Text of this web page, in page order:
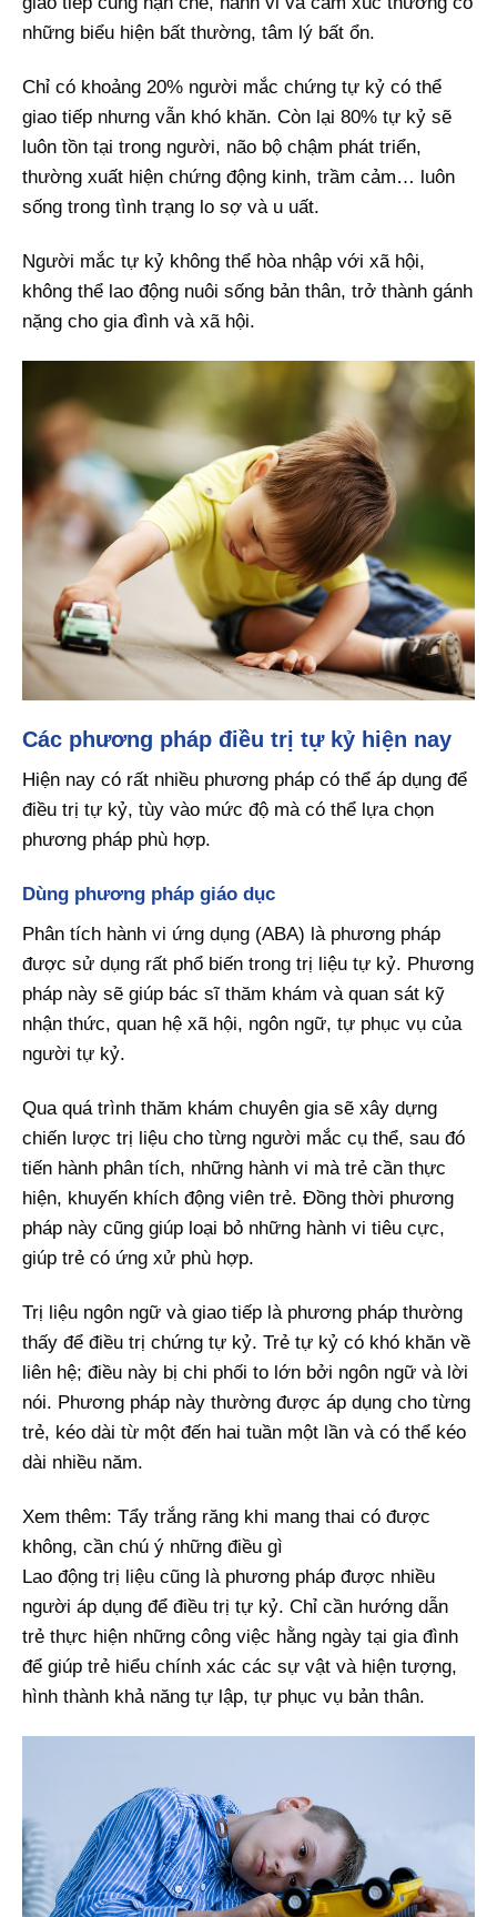
những biểu hiện bất thường, tâm lý bất ổn.
Chỉ có khoảng 20% người mắc chứng tự kỷ có thể
giao tiếp nhưng vẫn khó khăn. Còn lại 80% tự kỷ sẽ
luôn tồn tại trong người, não bộ chậm phát triển,
thường xuất hiện chứng động kinh, trầm cảm… luôn
sống trong tình trạng lo sợ và u uất.
Người mắc tự kỷ không thể hòa nhập với xã hội,
không thể lao động nuôi sống bản thân, trở thành gánh
nặng cho gia đình và xã hội.
Các phương pháp điều trị tự kỷ hiện nay
Hiện nay có rất nhiều phương pháp có thể áp dụng để
điều trị tự kỷ, tùy vào mức độ mà có thể lựa chọn
phương pháp phù hợp.
Dùng phương pháp giáo dục
Phân tích hành vi ứng dụng (ABA) là phương pháp
được sử dụng rất phổ biến trong trị liệu tự kỷ. Phương
pháp này sẽ giúp bác sĩ thăm khám và quan sát kỹ
nhận thức, quan hệ xã hội, ngôn ngữ, tự phục vụ của
người tự kỷ.
Qua quá trình thăm khám chuyên gia sẽ xây dựng
chiến lược trị liệu cho từng người mắc cụ thể, sau đó
tiến hành phân tích, những hành vi mà trẻ cần thực
hiện, khuyến khích động viên trẻ. Đồng thời phương
pháp này cũng giúp loại bỏ những hành vi tiêu cực,
giúp trẻ có ứng xử phù hợp.
Trị liệu ngôn ngữ và giao tiếp là phương pháp thường
thấy để điều trị chứng tự kỷ. Trẻ tự kỷ có khó khăn về
liên hệ; điều này bị chi phối to lớn bởi ngôn ngữ và lời
nói. Phương pháp này thường được áp dụng cho từng
trẻ, kéo dài từ một đến hai tuần một lần và có thể kéo
dài nhiều năm.
Xem thêm: Tẩy trắng răng khi mang thai có được
không, cần chú ý những điều gì
Lao động trị liệu cũng là phương pháp được nhiều
người áp dụng để điều trị tự kỷ. Chỉ cần hướng dẫn
trẻ thực hiện những công việc hằng ngày tại gia đình
để giúp trẻ hiểu chính xác các sự vật và hiện tượng,
hình thành khả năng tự lập, tự phục vụ bản thân.